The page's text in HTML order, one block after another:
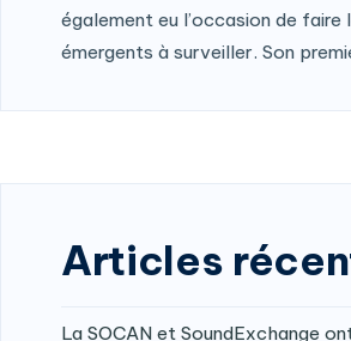
également eu l’occasion de
émergents à surveiller. Son
Articles
La SOCAN et SoundExchange